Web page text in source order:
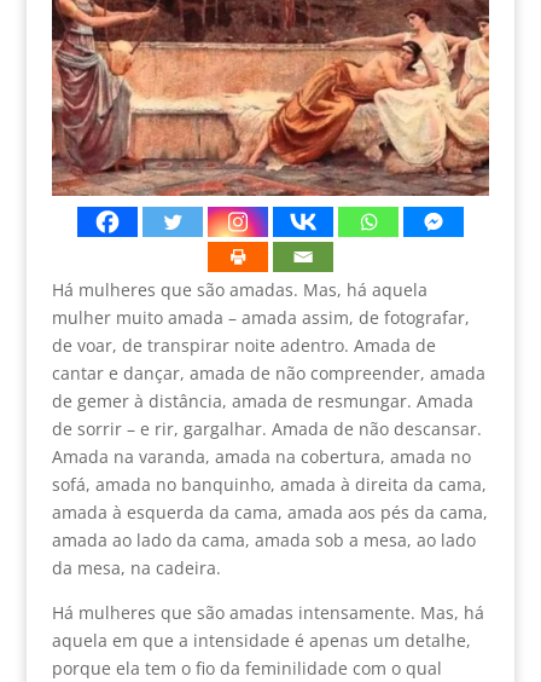
Há mulheres que são amadas. Mas, há aquela
mulher muito amada – amada assim, de fotografar,
de voar, de transpirar noite adentro. Amada de
cantar e dançar, amada de não compreender, amada
de gemer à distância, amada de resmungar. Amada
de sorrir – e rir, gargalhar. Amada de não descansar.
Amada na varanda, amada na cobertura, amada no
sofá, amada no banquinho, amada à direita da cama,
amada à esquerda da cama, amada aos pés da cama,
amada ao lado da cama, amada sob a mesa, ao lado
da mesa, na cadeira.
Há mulheres que são amadas intensamente. Mas, há
aquela em que a intensidade é apenas um detalhe,
porque ela tem o fio da feminilidade com o qual